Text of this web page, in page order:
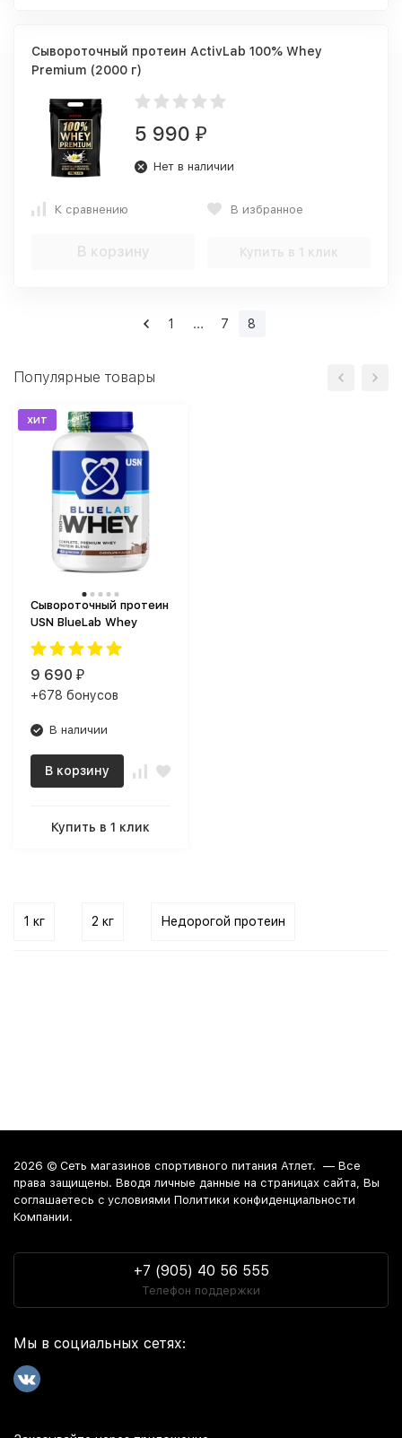
Сывороточный протеин ActivLab 100% Whey
Premium (2000 г)
5 990 ₽
Нет в наличии
К сравнению В избранное
В корзину Купить в 1 клик
1 ... 7 8
Популярные товары
хит
Сывороточный протеин
USN BlueLab Whey
(2000 г)
9 690 ₽
+678 бонусов
В наличии
В корзину
Купить в 1 клик
1 кг 2 кг Недорогой протеин
2026 © Сеть магазинов спортивного питания Атлет. — Все
права защищены. Вводя личные данные на страницах сайта, Вы
соглашаетесь c условиями Политики конфиденциальности
Компании.
+7 (905) 40 56 555
Телефон поддержки
Мы в социальных сетях: